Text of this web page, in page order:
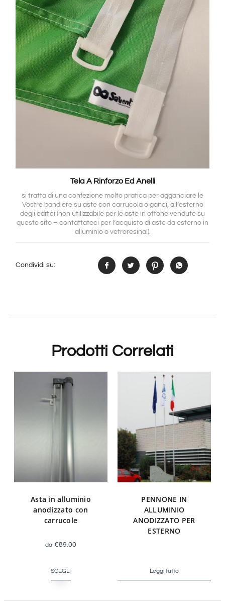
Tela A Rinforzo Ed Anelli
si tratta di una confezione molto pratica per agganciare le
Vostre bandiere su aste con carrucola o ganci, all’esterno
degli edifici (non utilizzabile per le aste in ottone vendute su
questo sito – contattateci per l’acquisto di aste da esterno in
alluminio o vetroresina!).
Condividi su:
Prodotti Correlati
Asta in alluminio
anodizzato con
carrucole
€89.00
SCEGLI
PENNONE IN
ALLUMINIO
ANODIZZATO PER
ESTERNO
Leggi tutto